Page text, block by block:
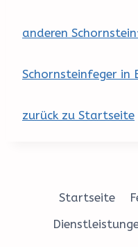
anderen
Schornsteinfeger in
zurück zu Startseite
Startseite